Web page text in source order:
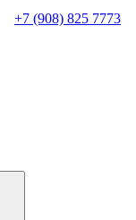
+7 (908) 825 7773